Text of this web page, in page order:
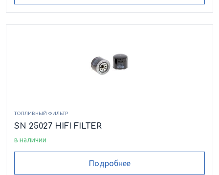
ТОПЛИВНЫЙ ФИЛЬТР
SN 25027 HIFI FILTER
в наличии
Подробнее